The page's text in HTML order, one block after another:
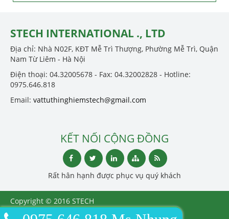
STECH INTERNATIONAL ., LTD
Địa chỉ: Nhà N02F, KĐT Mễ Trì Thượng, Phường Mễ Trì, Quận
Nam Từ Liêm - Hà Nội
Điện thoại: 04.32005678 - Fax: 04.32002828 - Hotline:
0975.646.818
Email: vattuthinghiemstech@gmail.com
KẾT NỐI CỘNG ĐỒNG
Rất hân hạnh được phục vụ quý khách
Copyright © 2016 STECH